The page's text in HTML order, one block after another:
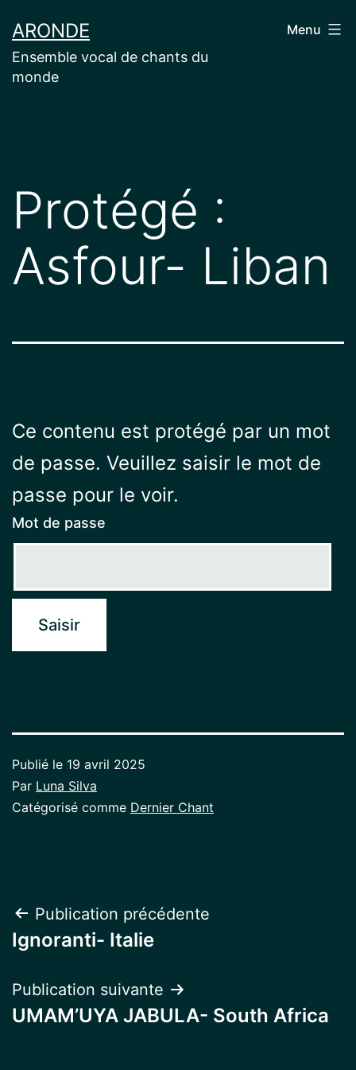
au
contenu
ARONDE
Ensemble vocal de chants du
monde
Menu
Protégé :
Asfour- Liban
Ce contenu est protégé par un mot
de passe. Veuillez saisir le mot de
passe pour le voir.
Mot de passe
Publié le 19 avril 2025
Par Luna Silva
Catégorisé comme Dernier Chant
Navigation
de
l’article
Publication précédente
Ignoranti- Italie
Publication suivante
UMAM’UYA JABULA- South Africa